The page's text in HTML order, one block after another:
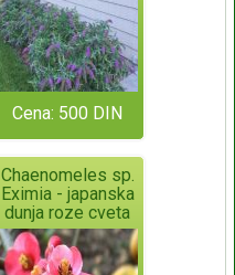
Cena: 500 DIN
Chaenomeles sp.
Eximia - japanska
dunja roze cveta